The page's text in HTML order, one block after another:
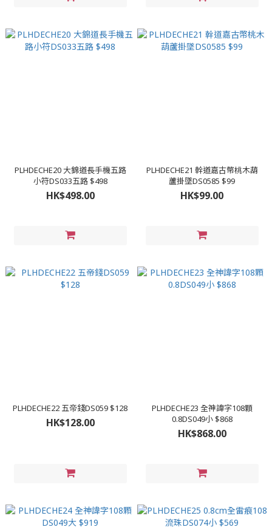
PLHDECHE20 大錦道長手機五路
小符DS033五路 $498
HK$498.00
PLHDECHE21 幹道嘉古幣桃木葫
蘆掛墜DS0585 $99
HK$99.00
PLHDECHE22 五帝錢DS059 $128
HK$128.00
PLHDECHE23 全神諱字108顆
0.8DS049小 $868
HK$868.00